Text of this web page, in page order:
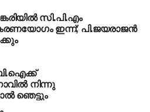
SHUHAIB MURDER
വിന്യസിക്കാന്‍
സി.പി.എം
ഇന്ന്; പി.ജയരാജന്‍
നിന്നു
ഞെട്ടും